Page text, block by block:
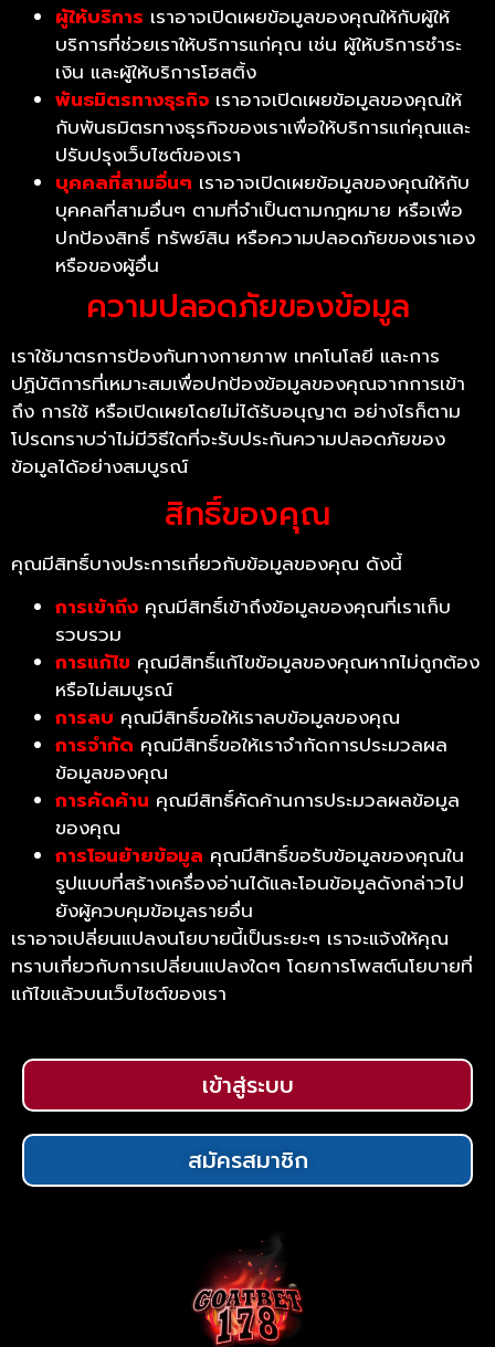
ผู้ให้บริการ เราอาจเปิดเผยข้อมูลของคุณให้กับผู้ให้
บริการที่ช่วยเราให้บริการแก่คุณ เช่น ผู้ให้บริการชำระ
เงิน และผู้ให้บริการโฮสติ้ง
พันธมิตรทางธุรกิจ เราอาจเปิดเผยข้อมูลของคุณให้
กับพันธมิตรทางธุรกิจของเราเพื่อให้บริการแก่คุณและ
ปรับปรุงเว็บไซต์ของเรา
บุคคลที่สามอื่นๆ เราอาจเปิดเผยข้อมูลของคุณให้กับ
บุคคลที่สามอื่นๆ ตามที่จำเป็นตามกฎหมาย หรือเพื่อ
ปกป้องสิทธิ์ ทรัพย์สิน หรือความปลอดภัยของเราเอง
หรือของผู้อื่น
ความปลอดภัยของข้อมูล
เราใช้มาตรการป้องกันทางกายภาพ เทคโนโลยี และการ
ปฏิบัติการที่เหมาะสมเพื่อปกป้องข้อมูลของคุณจากการเข้า
ถึง การใช้ หรือเปิดเผยโดยไม่ได้รับอนุญาต อย่างไรก็ตาม
โปรดทราบว่าไม่มีวิธีใดที่จะรับประกันความปลอดภัยของ
ข้อมูลได้อย่างสมบูรณ์
สิทธิ์ของคุณ
คุณมีสิทธิ์บางประการเกี่ยวกับข้อมูลของคุณ ดังนี้
การเข้าถึง คุณมีสิทธิ์เข้าถึงข้อมูลของคุณที่เราเก็บ
รวบรวม
การแก้ไข คุณมีสิทธิ์แก้ไขข้อมูลของคุณหากไม่ถูกต้อง
หรือไม่สมบูรณ์
การลบ คุณมีสิทธิ์ขอให้เราลบข้อมูลของคุณ
การจำกัด คุณมีสิทธิ์ขอให้เราจำกัดการประมวลผล
ข้อมูลของคุณ
การคัดค้าน คุณมีสิทธิ์คัดค้านการประมวลผลข้อมูล
ของคุณ
การโอนย้ายข้อมูล คุณมีสิทธิ์ขอรับข้อมูลของคุณใน
รูปแบบที่สร้างเครื่องอ่านได้และโอนข้อมูลดังกล่าวไป
ยังผู้ควบคุมข้อมูลรายอื่น
เราอาจเปลี่ยนแปลงนโยบายนี้เป็นระยะๆ เราจะแจ้งให้คุณ
ทราบเกี่ยวกับการเปลี่ยนแปลงใดๆ โดยการโพสต์นโยบายที่
แก้ไขแล้วบนเว็บไซต์ของเรา
เข้าสู่ระบบ
สมัครสมาชิก